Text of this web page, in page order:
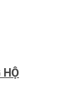
HỘ